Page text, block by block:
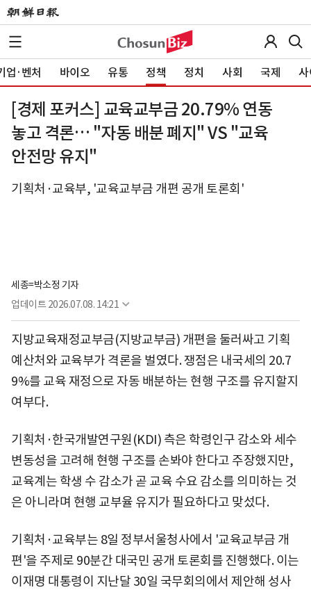
업·벤처 바이오 유통 정책 정치 사회 국제 사
[경제 포커스] 교육교부금 20.79% 연동
놓고 격론… "자동 배분 폐지" VS "교육
안전망 유지"
기획처·교육부, '교육교부금 개편 공개 토론회'
세종=박소정 기자
업데이트 2026.07.08. 14:21
지방교육재정교부금(지방교부금) 개편을 둘러싸고 기획
예산처와 교육부가 격론을 벌였다. 쟁점은 내국세의 20.7
9%를 교육 재정으로 자동 배분하는 현행 구조를 유지할지
여부다.
기획처·한국개발연구원(KDI) 측은 학령인구 감소와 세수
변동성을 고려해 현행 구조를 손봐야 한다고 주장했지만,
교육계는 학생 수 감소가 곧 교육 수요 감소를 의미하는 것
은 아니라며 현행 교부율 유지가 필요하다고 맞섰다.
기획처·교육부는 8일 정부서울청사에서 '교육교부금 개
편'을 주제로 90분간 대국민 공개 토론회를 진행했다. 이는
이재명 대통령이 지난달 30일 국무회의에서 제안해 성사